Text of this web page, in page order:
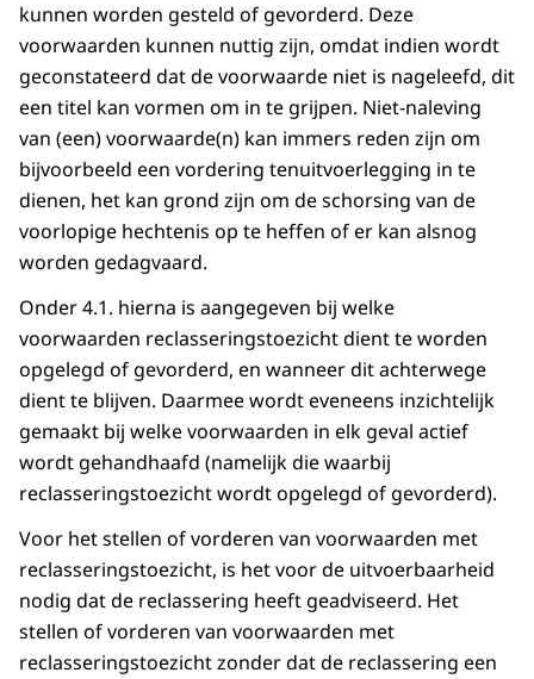
kunnen worden gesteld of gevorderd. Deze
voorwaarden kunnen nuttig zijn, omdat indien wordt
geconstateerd dat de voorwaarde niet is nageleefd, dit
een titel kan vormen om in te grijpen. Niet-naleving
van (een) voorwaarde(n) kan immers reden zijn om
bijvoorbeeld een vordering tenuitvoerlegging in te
dienen, het kan grond zijn om de schorsing van de
voorlopige hechtenis op te heffen of er kan alsnog
worden gedagvaard.
Onder 4.1. hierna is aangegeven bij welke
voorwaarden reclasseringstoezicht dient te worden
opgelegd of gevorderd, en wanneer dit achterwege
dient te blijven. Daarmee wordt eveneens inzichtelijk
gemaakt bij welke voorwaarden in elk geval actief
wordt gehandhaafd (namelijk die waarbij
reclasseringstoezicht wordt opgelegd of gevorderd).
Voor het stellen of vorderen van voorwaarden met
reclasseringstoezicht, is het voor de uitvoerbaarheid
nodig dat de reclassering heeft geadviseerd. Het
stellen of vorderen van voorwaarden met
reclasseringstoezicht zonder dat de reclassering een